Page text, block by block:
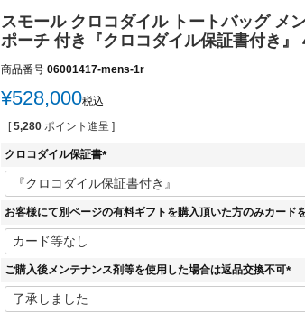
スモール クロコダイル トートバッグ メ
ポーチ 付き『クロコダイル保証書付き』
商品番号 06001417-mens-1r
¥528,000税込
[ 5,280 ポイント進呈 ]
クロコダイル保証書
(
必
須
お客様にて別ページの有料ギフトを購入頂いた方のみカード
ご購入後メンテナンス剤等を使用した場合は返品交換不可
(